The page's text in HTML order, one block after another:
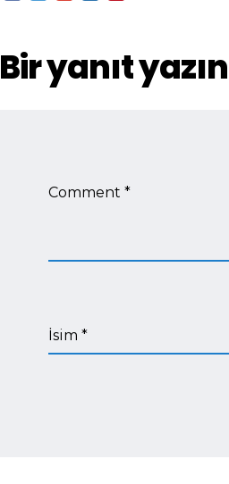
Bir yanıt yazın
Comment *
İsim *